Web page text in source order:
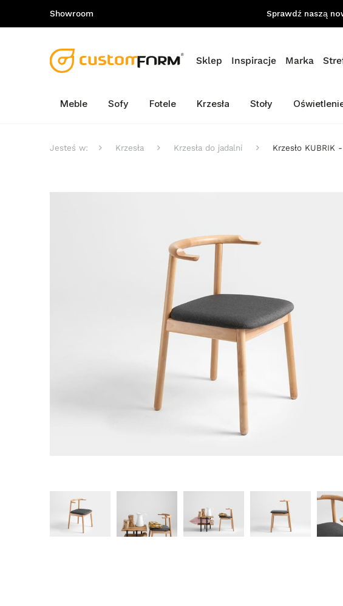
Showroom Sprawdź naszą
Sklep Inspiracje Marka
Meble Sofy Fotele Krzesła Stoły
Jesteś w: Krzesła Krzesła do jadalni Krzesło KUBRIK